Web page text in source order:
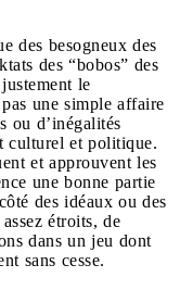
des besogneux des
des “bobos” des
le
une simple affaire
ou d’inégalités
culturel et politique.
et approuvent les
une bonne partie
des idéaux ou des
étroits, de
dans un jeu dont
sans cesse.